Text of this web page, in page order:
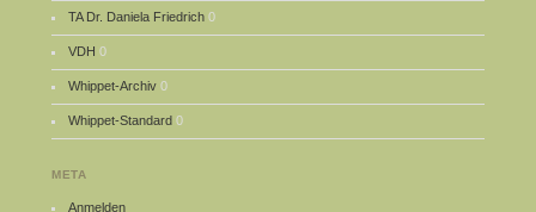
TA Dr. Daniela Friedrich 0
VDH 0
Whippet-Archiv 0
Whippet-Standard 0
META
Anmelden